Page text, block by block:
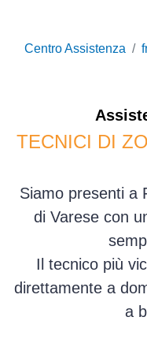
Centro Assistenza
TECNICI DI
Siamo presenti a
di Varese con
Il tecnico più
direttamente a
a